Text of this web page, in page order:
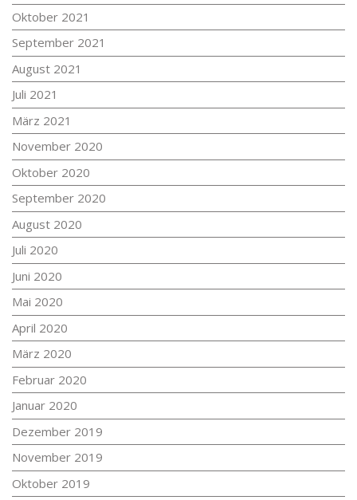
Oktober 2021
September 2021
August 2021
Juli 2021
März 2021
November 2020
Oktober 2020
September 2020
August 2020
Juli 2020
Juni 2020
Mai 2020
April 2020
März 2020
Februar 2020
Januar 2020
Dezember 2019
November 2019
Oktober 2019